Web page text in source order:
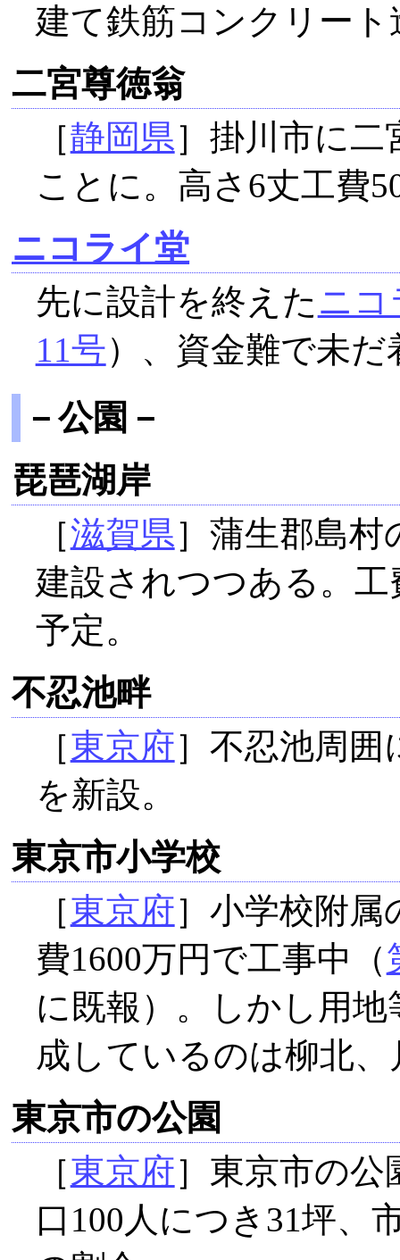
建て鉄筋コンクリート
二宮尊徳翁
［静岡県］掛川市に
ことに。高さ6丈工費
ニコライ堂
先に設計を終えた ニコ
11号）、資金難で未
－公園－
琵琶湖岸
［滋賀県］蒲生郡島
建設されつつある。
予定。
不忍池畔
［東京府］不忍池周
を新設。
東京市小学校
［東京府］小学校附属
費1600万円で工事中（
に既報）。しかし用
成しているのは柳北
東京市の公園
［東京府］東京市の公
口100人につき31坪、